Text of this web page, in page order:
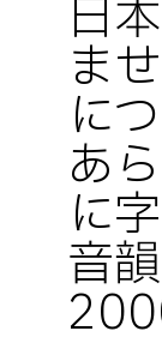
日
ま
に
あ
に
音